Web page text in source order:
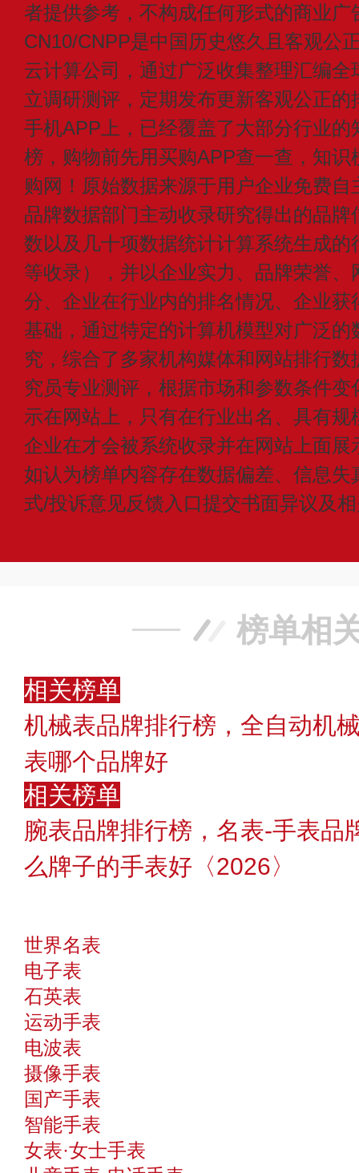
者提供参考，不构成任何形式的商业广
CN10/CNPP是中国历史悠久且客观公
云计算公司，通过广泛收集整理汇编
立调研测评，定期发布更新客观公正
手机APP上，已经覆盖了大部分行业
榜，购物前先用买购APP查一查，知
购网！原始数据来源于用户企业免费
品牌数据部门主动收录研究得出的品
数以及几十项数据统计计算系统生成
等收录），并以企业实力、品牌荣誉
分、企业在行业内的排名情况、企业
基础，通过特定的计算机模型对广泛
究，综合了多家机构媒体和网站排行
究员专业测评，根据市场和参数条件
示在网站上，只有在行业出名、具有
企业在才会被系统收录并在网站上面
如认为榜单内容存在数据偏差、信息
式/投诉意见反馈入口提交书面异议及
榜单相
相关榜单
机械表品牌排行榜，全自动机
表哪个品牌好
相关榜单
腕表品牌排行榜，名表-手表品
么牌子的手表好〈2026〉
世界名表
电子表
石英表
运动手表
电波表
摄像手表
国产手表
智能手表
女表·女士手表